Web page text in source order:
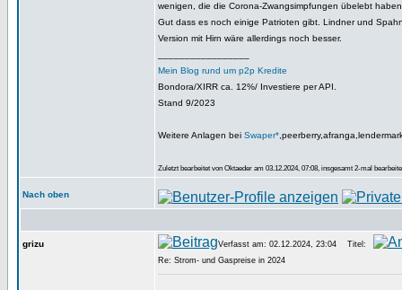
wenigen, die die Corona-Zwangsimpfungen übelebt
Gut dass es noch einige Patrioten gibt. Lindner und
Version mit Hirn wäre allerdings noch besser.
Mein Blog rund um p2p Kredite
Bondora/XIRR ca. 12%/ Investiere per API.
Stand 9/2023
Weitere Anlagen bei Swaper*
Zuletzt bearbeitet von Oktaeder am 03.12.2024, 07:08, insgesamt 2-mal
Nach oben
grizu Verfasst am: 02.12.2024, 23:04
Titel:
Re: Strom- und Gaspreise in 2024